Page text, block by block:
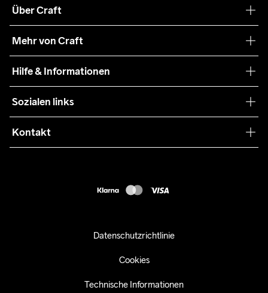
Über Craft
Nachhaltigkeit
Mehr von Craft
Teamwear
Zusammenarbeit
Press
Hilfe & Informationen
Retouren
Kundendienst
Sozialen links
Kontakt
Datenschutzrichtlinie
Cookies
Technische Informationen